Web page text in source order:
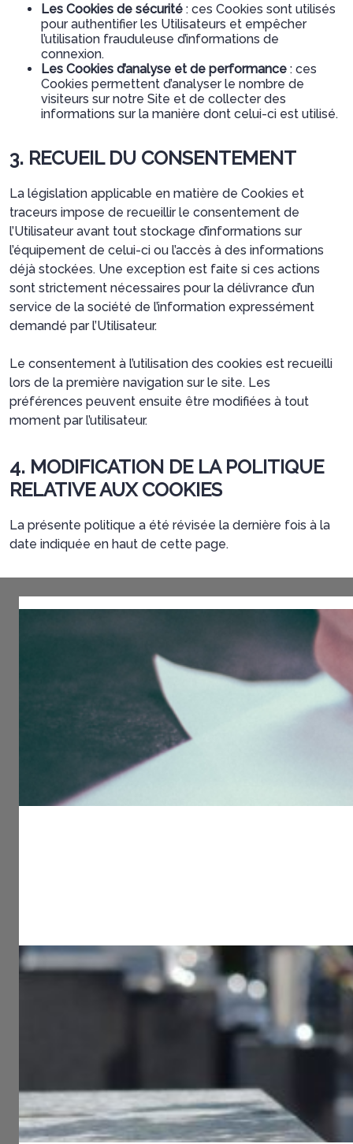
Les Cookies de sécurité : ces Cookies sont utilisés
pour authentifier les Utilisateurs et empêcher
l’utilisation frauduleuse d’informations de
connexion.
Les Cookies d’analyse et de performance : ces
Cookies permettent d’analyser le nombre de
visiteurs sur notre Site et de collecter des
informations sur la manière dont celui-ci est utilisé.
3. RECUEIL DU CONSENTEMENT
La législation applicable en matière de Cookies et
traceurs impose de recueillir le consentement de
l’Utilisateur avant tout stockage d’informations sur
l’équipement de celui-ci ou l’accès à des informations
déjà stockées. Une exception est faite si ces actions
sont strictement nécessaires pour la délivrance d’un
service de la société de l’information expressément
demandé par l’Utilisateur.
Le consentement à l’utilisation des cookies est recueilli
lors de la première navigation sur le site. Les
préférences peuvent ensuite être modifiées à tout
moment par l’utilisateur.
4. MODIFICATION DE LA POLITIQUE
RELATIVE AUX COOKIES
La présente politique a été révisée la dernière fois à la
date indiquée en haut de cette page.